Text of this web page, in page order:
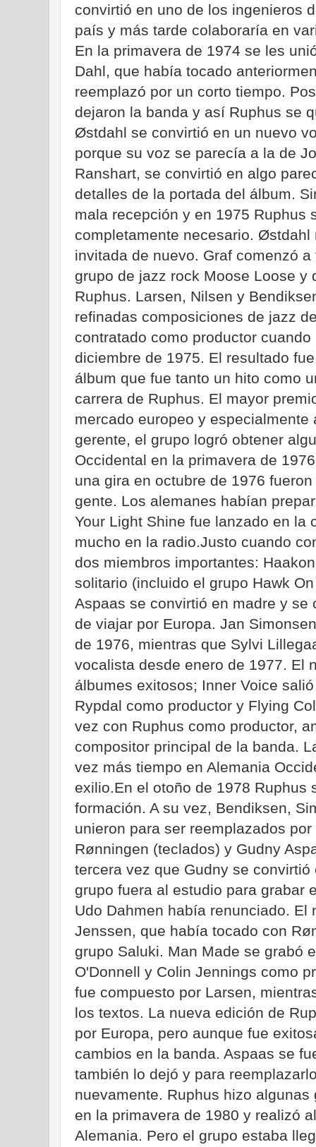
convirtió en uno de los ingenieros
país y más tarde colaboraría en
En la primavera de 1974 se les
Dahl, que había tocado
reemplazó por un corto tiempo.
dejaron la banda y así Ruphus se
Østdahl se convirtió en un nuevo
porque su voz se parecía a la de
Ranshart, se convirtió en algo
detalles de la portada del álbum.
mala recepción y en 1975 Ruphus
completamente necesario. Østdahl
invitada de nuevo. Graf comenzó
grupo de jazz rock Moose Loose y
Ruphus. Larsen, Nilsen y
refinadas composiciones de jazz
contratado como productor
diciembre de 1975. El resultado
álbum que fue tanto un hito como
carrera de Ruphus. El mayor
mercado europeo y especialmente
gerente, el grupo logró obtener
Occidental en la primavera de
una gira en octubre de 1976
gente. Los alemanes habían
Your Light Shine fue lanzado en la
mucho en la radio.Justo cuando
dos miembros importantes:
solitario (incluido el grupo Hawk
Aspaas se convirtió en madre y se
de viajar por Europa. Jan
de 1976, mientras que Sylvi
vocalista desde enero de 1977. El
álbumes exitosos; Inner Voice
Rypdal como productor y Flying
vez con Ruphus como productor,
compositor principal de la banda.
vez más tiempo en Alemania
exilio.En el otoño de 1978 Ruphus
formación. A su vez, Bendiksen,
unieron para ser reemplazados
Rønningen (teclados) y Gudny
tercera vez que Gudny se
grupo fuera al estudio para grabar
Udo Dahmen había renunciado. El
Jenssen, que había tocado con
grupo Saluki. Man Made se grabó
O'Donnell y Colin Jennings como
fue compuesto por Larsen,
los textos. La nueva edición de
por Europa, pero aunque fue
cambios en la banda. Aspaas se
también lo dejó y para
nuevamente. Ruphus hizo
en la primavera de 1980 y realizó
Alemania. Pero el grupo estaba